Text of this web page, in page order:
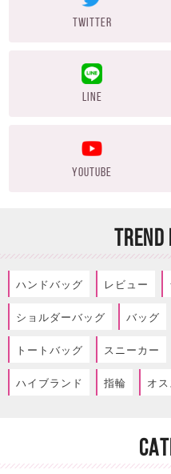
TWITTER
LINE
YOUTUBE
TREND
ハンドバッグ レビュー
ショルダーバッグ バッグ
トートバッグ スニーカー
ハイブランド 指輪 オス